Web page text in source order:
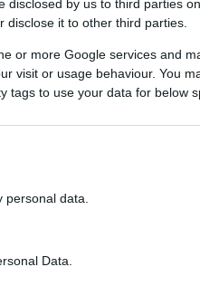
disclosed by us to third parties
disclose it to other third parties.
or more Google services and
visit or usage behaviour. You
tags to use your data for below
data.
Data.